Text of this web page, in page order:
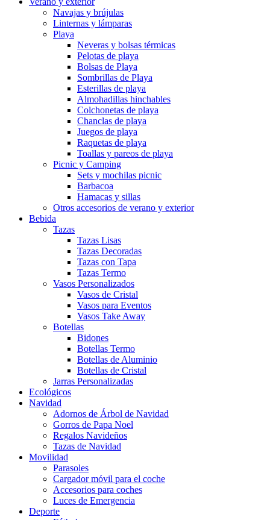
Navajas y brújulas
Linternas y lámparas
Playa
Neveras y bolsas térmicas
Pelotas de playa
Bolsas de Playa
Sombrillas de Playa
Esterillas de playa
Almohadillas hinchables
Colchonetas de playa
Chanclas de playa
Juegos de playa
Raquetas de playa
Toallas y pareos de playa
Picnic y Camping
Sets y mochilas picnic
Barbacoa
Hamacas y sillas
Otros accesorios de verano y exterior
Bebida
Tazas
Tazas Lisas
Tazas Decoradas
Tazas con Tapa
Tazas Termo
Vasos Personalizados
Vasos de Cristal
Vasos para Eventos
Vasos Take Away
Botellas
Bidones
Botellas Termo
Botellas de Aluminio
Botellas de Cristal
Jarras Personalizadas
Ecológicos
Navidad
Adornos de Árbol de Navidad
Gorros de Papa Noel
Regalos Navideños
Tazas de Navidad
Movilidad
Parasoles
Cargador móvil para el coche
Accesorios para coches
Luces de Emergencia
Deporte